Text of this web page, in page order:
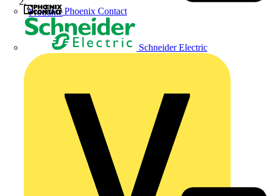
Phoenix Contact
Schneider Electric
Produkte